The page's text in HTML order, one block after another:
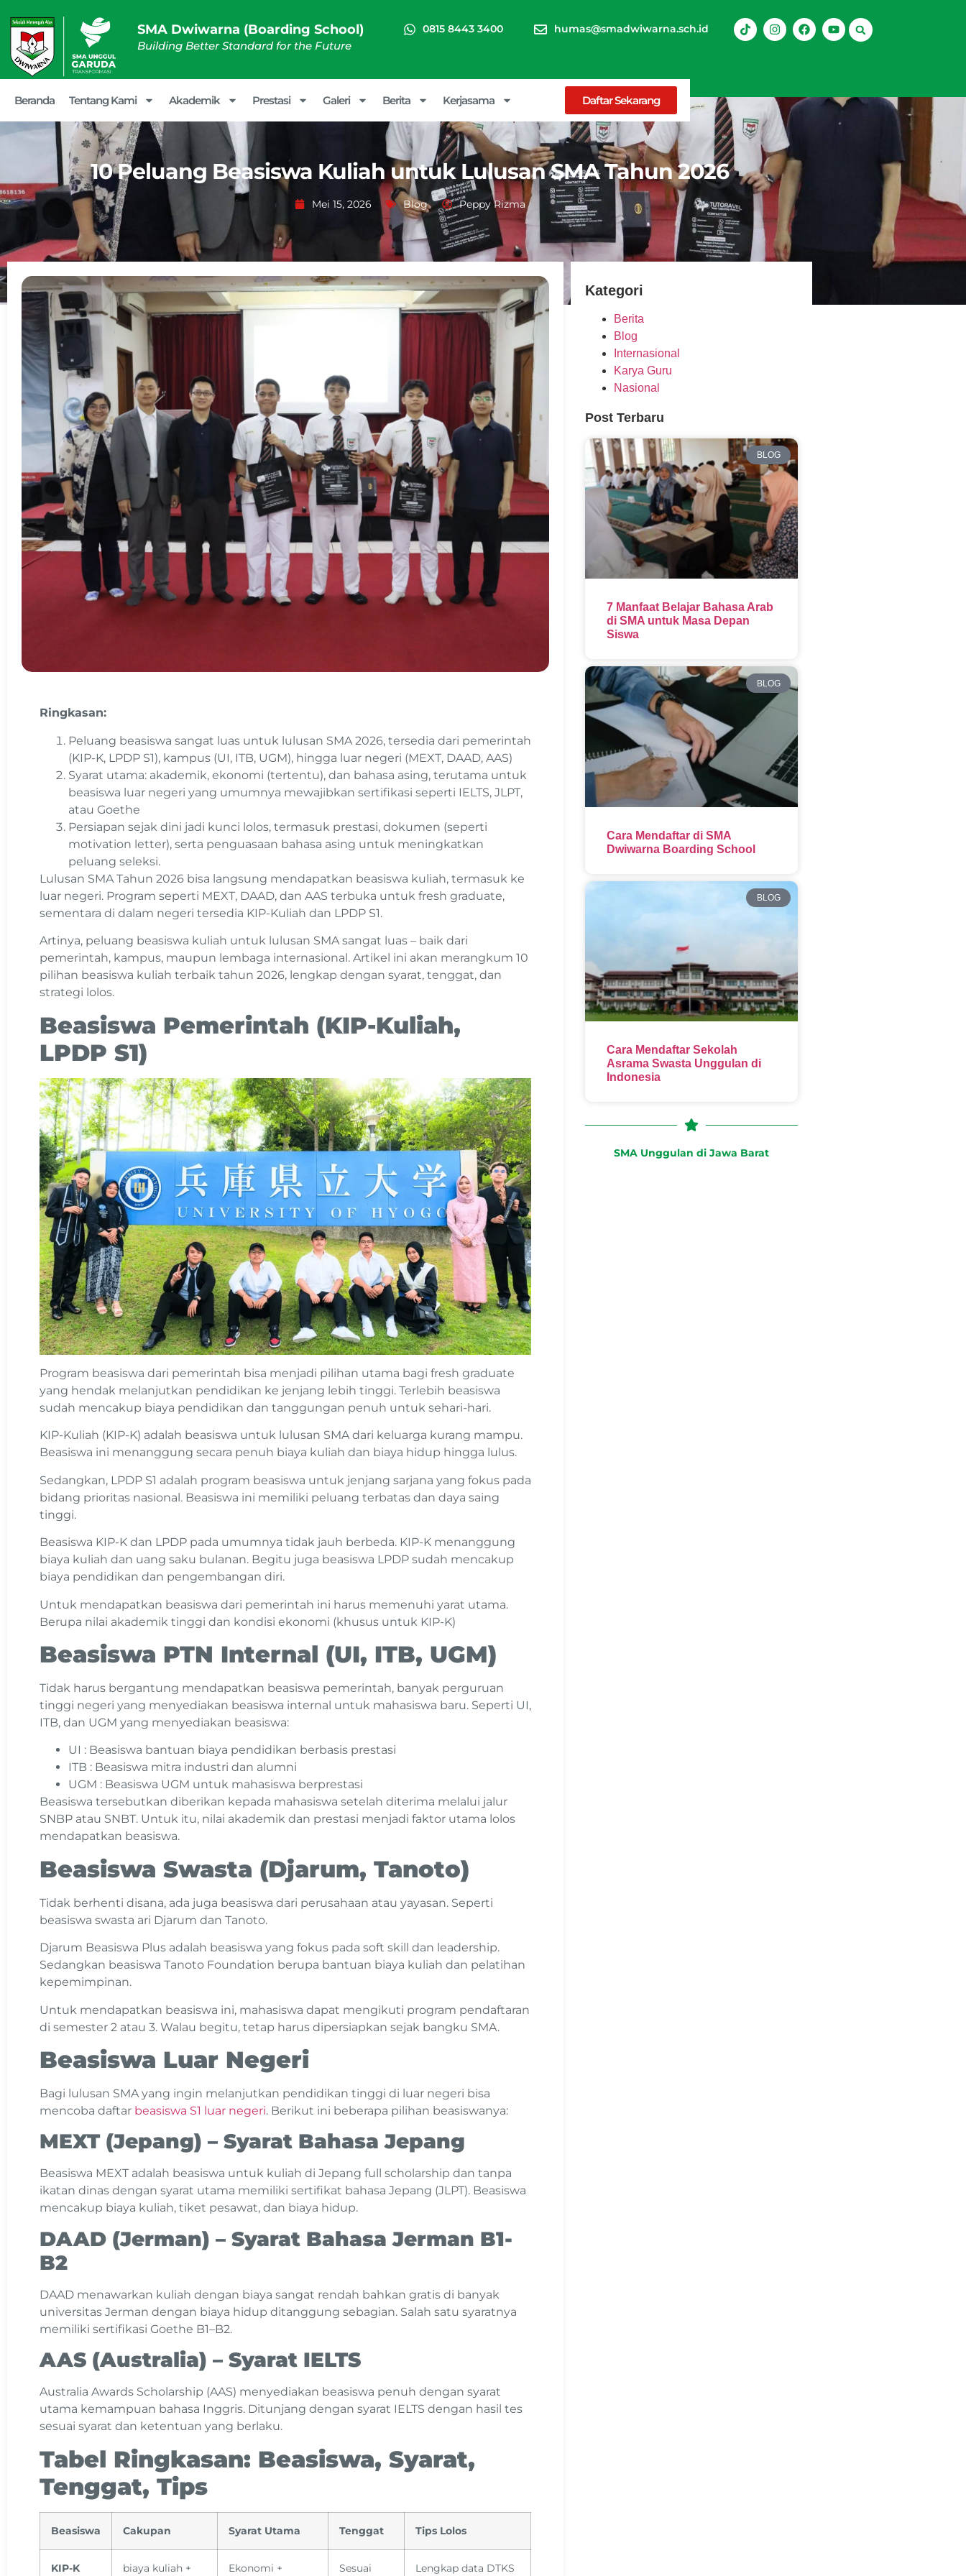
SMA Dwiwarna (Boarding School)
Building Better Standard for the Future
0815 8443 3400 humas@smadwiwarna.sch.id
Beranda Tentang Kami Akademik Prestasi Galeri Berita Kerjasama Daftar Sekarang
10 Peluang Beasiswa Kuliah untuk Lulusan SMA Tahun 2026
Mei 15, 2026 Blog Peppy Rizma
Ringkasan:
Peluang beasiswa sangat luas untuk lulusan SMA 2026, tersedia dari pemerintah
(KIP-K, LPDP S1), kampus (UI, ITB, UGM), hingga luar negeri (MEXT, DAAD, AAS)
Syarat utama: akademik, ekonomi (tertentu), dan bahasa asing, terutama untuk
beasiswa luar negeri yang umumnya mewajibkan sertifikasi seperti IELTS, JLPT,
atau Goethe
Persiapan sejak dini jadi kunci lolos, termasuk prestasi, dokumen (seperti
motivation letter), serta penguasaan bahasa asing untuk meningkatkan
peluang seleksi.
Lulusan SMA Tahun 2026 bisa langsung mendapatkan beasiswa kuliah, termasuk ke
luar negeri. Program seperti MEXT, DAAD, dan AAS terbuka untuk fresh graduate,
sementara di dalam negeri tersedia KIP-Kuliah dan LPDP S1.
Artinya, peluang beasiswa kuliah untuk lulusan SMA sangat luas – baik dari
pemerintah, kampus, maupun lembaga internasional. Artikel ini akan merangkum 10
pilihan beasiswa kuliah terbaik tahun 2026, lengkap dengan syarat, tenggat, dan
strategi lolos.
Beasiswa Pemerintah (KIP-Kuliah,
LPDP S1)
Program beasiswa dari pemerintah bisa menjadi pilihan utama bagi fresh graduate
yang hendak melanjutkan pendidikan ke jenjang lebih tinggi. Terlebih beasiswa
sudah mencakup biaya pendidikan dan tanggungan penuh untuk sehari-hari.
KIP-Kuliah (KIP-K) adalah beasiswa untuk lulusan SMA dari keluarga kurang mampu.
Beasiswa ini menanggung secara penuh biaya kuliah dan biaya hidup hingga lulus.
Sedangkan, LPDP S1 adalah program beasiswa untuk jenjang sarjana yang fokus pada
bidang prioritas nasional. Beasiswa ini memiliki peluang terbatas dan daya saing
tinggi.
Beasiswa KIP-K dan LPDP pada umumnya tidak jauh berbeda. KIP-K menanggung
biaya kuliah dan uang saku bulanan. Begitu juga beasiswa LPDP sudah mencakup
biaya pendidikan dan pengembangan diri.
Untuk mendapatkan beasiswa dari pemerintah ini harus memenuhi yarat utama.
Berupa nilai akademik tinggi dan kondisi ekonomi (khusus untuk KIP-K)
Beasiswa PTN Internal (UI, ITB, UGM)
Tidak harus bergantung mendapatkan beasiswa pemerintah, banyak perguruan
tinggi negeri yang menyediakan beasiswa internal untuk mahasiswa baru. Seperti UI,
ITB, dan UGM yang menyediakan beasiswa:
UI : Beasiswa bantuan biaya pendidikan berbasis prestasi
ITB : Beasiswa mitra industri dan alumni
UGM : Beasiswa UGM untuk mahasiswa berprestasi
Beasiswa tersebutkan diberikan kepada mahasiswa setelah diterima melalui jalur
SNBP atau SNBT. Untuk itu, nilai akademik dan prestasi menjadi faktor utama lolos
mendapatkan beasiswa.
Beasiswa Swasta (Djarum, Tanoto)
Tidak berhenti disana, ada juga beasiswa dari perusahaan atau yayasan. Seperti
beasiswa swasta ari Djarum dan Tanoto.
Djarum Beasiswa Plus adalah beasiswa yang fokus pada soft skill dan leadership.
Sedangkan beasiswa Tanoto Foundation berupa bantuan biaya kuliah dan pelatihan
kepemimpinan.
Untuk mendapatkan beasiswa ini, mahasiswa dapat mengikuti program pendaftaran
di semester 2 atau 3. Walau begitu, tetap harus dipersiapkan sejak bangku SMA.
Beasiswa Luar Negeri
Bagi lulusan SMA yang ingin melanjutkan pendidikan tinggi di luar negeri bisa
mencoba daftar beasiswa S1 luar negeri. Berikut ini beberapa pilihan beasiswanya:
MEXT (Jepang) – Syarat Bahasa Jepang
Beasiswa MEXT adalah beasiswa untuk kuliah di Jepang full scholarship dan tanpa
ikatan dinas dengan syarat utama memiliki sertifikat bahasa Jepang (JLPT). Beasiswa
mencakup biaya kuliah, tiket pesawat, dan biaya hidup.
DAAD (Jerman) – Syarat Bahasa Jerman B1-
B2
DAAD menawarkan kuliah dengan biaya sangat rendah bahkan gratis di banyak
universitas Jerman dengan biaya hidup ditanggung sebagian. Salah satu syaratnya
memiliki sertifikasi Goethe B1–B2.
AAS (Australia) – Syarat IELTS
Australia Awards Scholarship (AAS) menyediakan beasiswa penuh dengan syarat
utama kemampuan bahasa Inggris. Ditunjang dengan syarat IELTS dengan hasil tes
sesuai syarat dan ketentuan yang berlaku.
Tabel Ringkasan: Beasiswa, Syarat,
Tenggat, Tips
Beasiswa Cakupan Syarat Utama Tenggat Tips Lolos
KIP-K biaya kuliah + Ekonomi + Sesuai Lengkap data DTKS
Kategori
Berita
Blog
Internasional
Karya Guru
Nasional
Post Terbaru
BLOG
7 Manfaat Belajar Bahasa Arab
di SMA untuk Masa Depan
Siswa
BLOG
Cara Mendaftar di SMA
Dwiwarna Boarding School
BLOG
Cara Mendaftar Sekolah
Asrama Swasta Unggulan di
Indonesia
SMA Unggulan di Jawa Barat